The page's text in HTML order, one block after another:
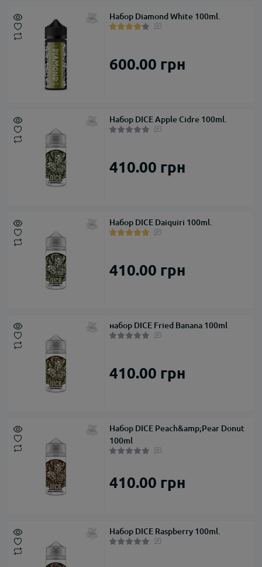
Набор Diamond White 100ml.
600.00 грн
Набор DICE Apple Cidre 100ml.
410.00 грн
Набор DICE Daiquiri 100ml.
410.00 грн
набор DICE Fried Banana 100ml
410.00 грн
Набор DICE Peach&amp;Pear Donut
100ml
410.00 грн
Набор DICE Raspberry 100ml.